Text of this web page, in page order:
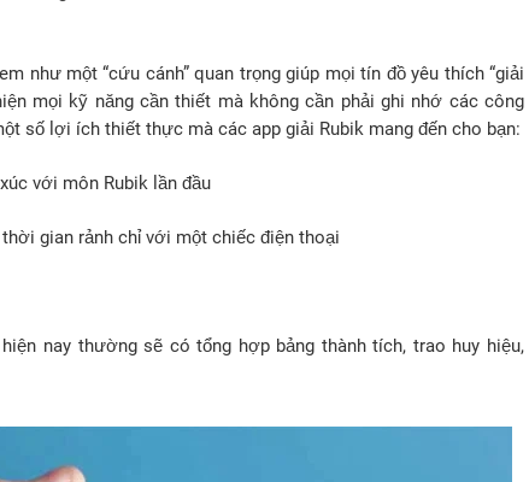
như một “cứu cánh” quan trọng giúp mọi tín đồ yêu thích “giải
mọi kỹ năng cần thiết mà không cần phải ghi nhớ các công
số lợi ích thiết thực mà các app giải Rubik mang đến cho bạn:
với môn Rubik lần đầu
gian rảnh chỉ với một chiếc điện thoại
nay thường sẽ có tổng hợp bảng thành tích, trao huy hiệu,